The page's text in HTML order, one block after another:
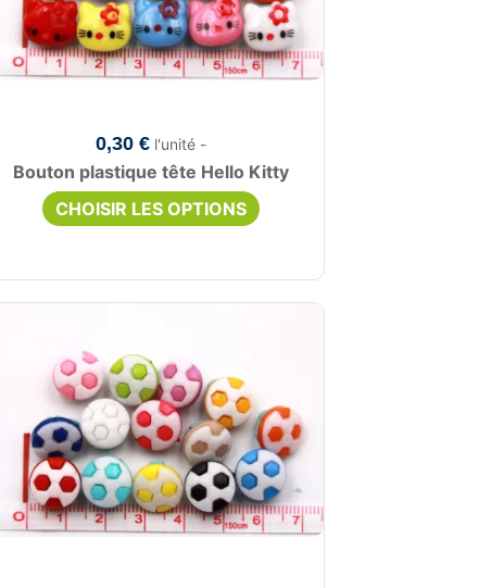
0,30 € l'unité -
Bouton plastique tête Hello Kitty
CHOISIR LES OPTIONS